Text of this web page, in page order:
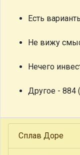
Есть
Не вижу
Нечего
Другое - 884
Сплав Доре